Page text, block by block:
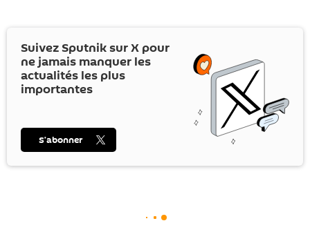
Suivez Sputnik surX pour
ne jamais manquer les
actualités les plus
importantes
S’abonner